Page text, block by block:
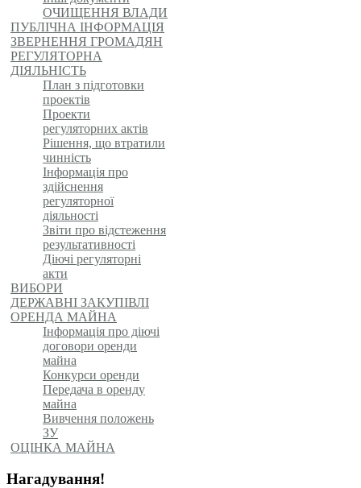
ОЧИЩЕННЯ ВЛАДИ
ПУБЛІЧНА ІНФОРМАЦІЯ
ЗВЕРНЕННЯ ГРОМАДЯН
РЕГУЛЯТОРНА
ДІЯЛЬНІСТЬ
План з підготовки
проектів
Проекти
регуляторних актів
Рішення, що втратили
чинність
Інформація про
здійснення
регуляторної
діяльності
Звіти про відстеження
результативності
Діючі регуляторні
акти
ВИБОРИ
ДЕРЖАВНІ ЗАКУПІВЛІ
ОРЕНДА МАЙНА
Інформація про діючі
договори оренди
майна
Конкурси оренди
Передача в оренду
майна
Вивчення положень
ЗУ
ОЦІНКА МАЙНА
Нагадування!